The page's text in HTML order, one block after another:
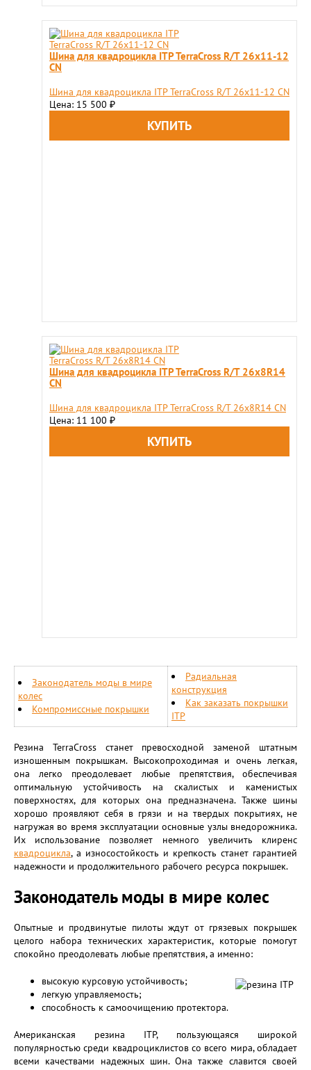
Шина для квадроцикла ITP TerraCross R/T 26x11-12
CN
Шина для квадроцикла ITP TerraCross R/T 26x11-12 CN
Цена: 15 500 ₽
Шина для квадроцикла ITP TerraCross R/T 26x8R14
CN
Шина для квадроцикла ITP TerraCross R/T 26x8R14 CN
Цена: 11 100 ₽
Законодатель моды в мире
колес
Компромиссные покрышки
Радиальная
конструкция
Как заказать покрышки
ITP
Резина TerraCross станет превосходной заменой штатным
изношенным покрышкам. Высокопроходимая и очень легкая,
она легко преодолевает любые препятствия, обеспечивая
оптимальную устойчивость на скалистых и каменистых
поверхностях, для которых она предназначена. Также шины
хорошо проявляют себя в грязи и на твердых покрытиях, не
нагружая во время эксплуатации основные узлы внедорожника.
Их использование позволяет немного увеличить клиренс
квадроцикла, а износостойкость и крепкость станет гарантией
надежности и продолжительного рабочего ресурса покрышек.
Законодатель моды в мире колес
Опытные и продвинутые пилоты ждут от грязевых покрышек
целого набора технических характеристик, которые помогут
спокойно преодолевать любые препятствия, а именно:
высокую курсовую устойчивость;
легкую управляемость;
способность к самоочищению протектора.
Американская резина ITP, пользующаяся широкой
популярностью среди квадроциклистов со всего мира, обладает
всеми качествами надежных шин. Она также славится своей